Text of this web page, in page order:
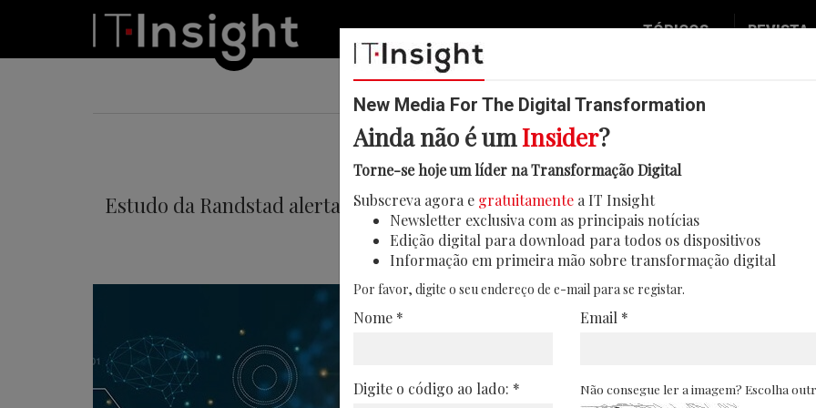
TÓPICOS
Digital
IT Strategy
Operação
Podcast
REVISTA
IA agrava escassez de talento
Estudo da Randstad alerta para falta de talento técnico e desigualdades no
mercado de trabalho global
22/03/2026
New Media For The Digital Transformation
Ainda não é umInsider?
Torne-se hoje um líder na Transformação Digital
Subscreva agora e gratuitamente a IT Insight
Newsletter exclusiva com as principais notícias
Edição digital para download para todos os dispositivos
Informação em primeira mão sobre transformação digital
Por favor, digite o seu endereço de e-mail para se registar.
Nome * Email *
Digite o código ao lado: * Não consegue ler a imagem? Escolha